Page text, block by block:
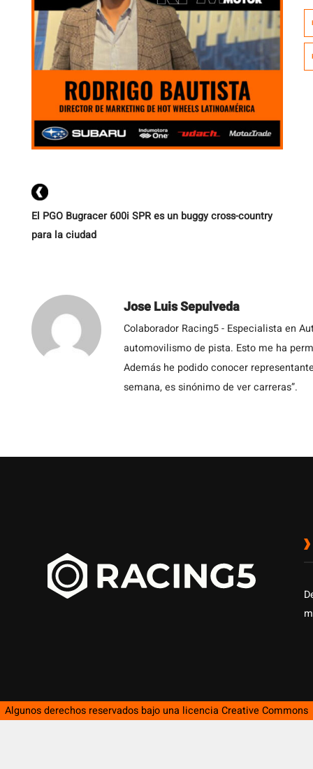
El PGO Bugracer 600i SPR es un buggy cross-country
para la ciudad
Jose Luis Sepulveda
Colaborador Racing5 - Especialista en
automovilismo de pista. Esto me ha
Además he podido conocer
semana, es sinónimo de ver carreras”.
Algunos derechos reservados bajo una licencia Creative Commons